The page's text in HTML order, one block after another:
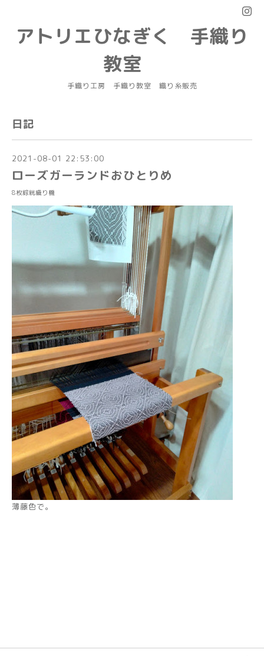
アトリエひなぎく 手織り
教室
手織り工房 手織り教室 織り糸販売
日記
2021-08-01 22:53:00
ローズガーランドおひとりめ
8枚綜絖織り機
薄藤色で。